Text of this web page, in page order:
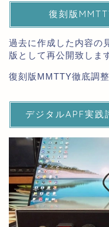
復刻版
過去に作成した内容の
版として再公開致しま
復刻版MMTTY徹底調
デジタルAPF実践